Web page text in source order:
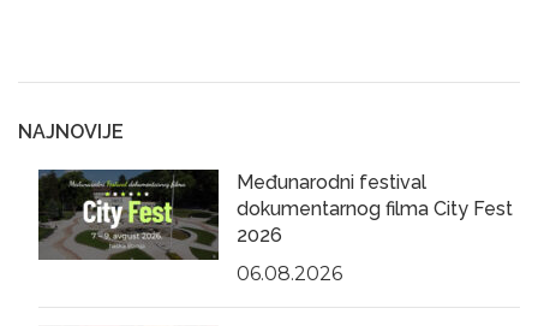
NAJNOVIJE
Međunarodni festival
dokumentarnog filma City Fest
2026
06.08.2026